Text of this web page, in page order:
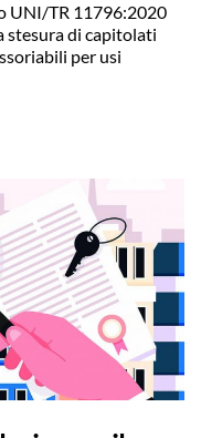
UNI/TR 11796:2020
stesura di capitolati
per usi